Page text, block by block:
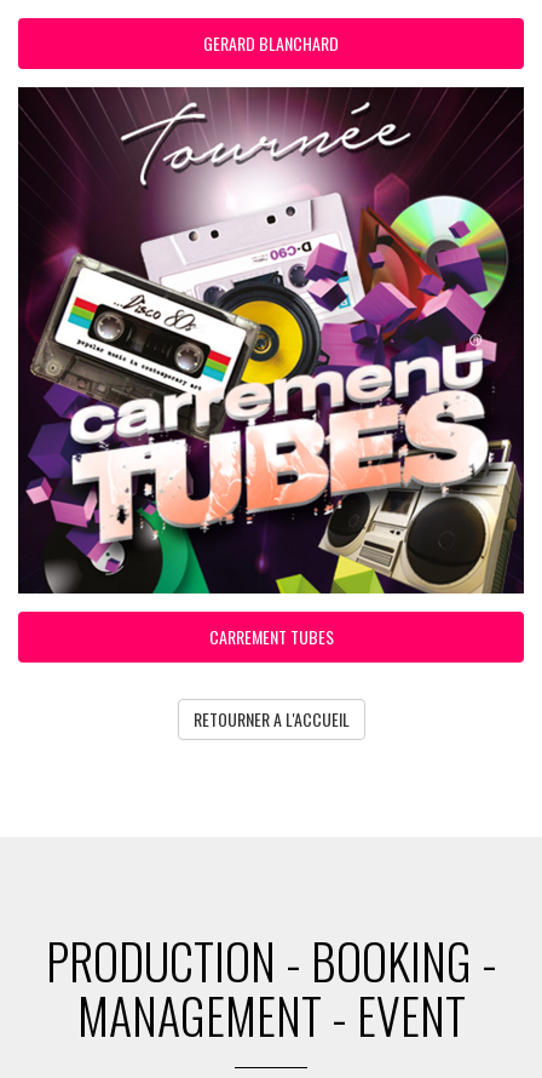
GERARD BLANCHARD
CARREMENT TUBES
RETOURNER A L'ACCUEIL
PRODUCTION - BOOKING -
MANAGEMENT - EVENT